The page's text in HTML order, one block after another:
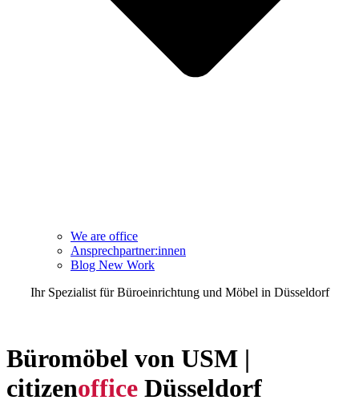
We are office
Ansprechpartner:innen
Blog New Work
Ihr Spezialist für Büroeinrichtung und Möbel in Düsseldorf
Büromöbel von USM |
citizenoffice Düsseldorf